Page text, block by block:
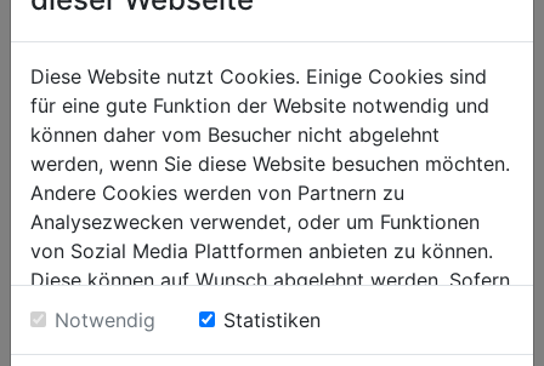
Diese Website nutzt Cookies. Einige Cookies sind
für eine gute Funktion der Website notwendig und
können daher vom Besucher nicht abgelehnt
werden, wenn Sie diese Website besuchen möchten.
Andere Cookies werden von Partnern zu
Analysezwecken verwendet, oder um Funktionen
von Sozial Media Plattformen anbieten zu können.
Diese können auf Wunsch abgelehnt werden. Sofern
sie unsere Webseite weiter nutzen, geben Sie
Einwilligung zu unseren Cookies.
Notwendig Statistiken